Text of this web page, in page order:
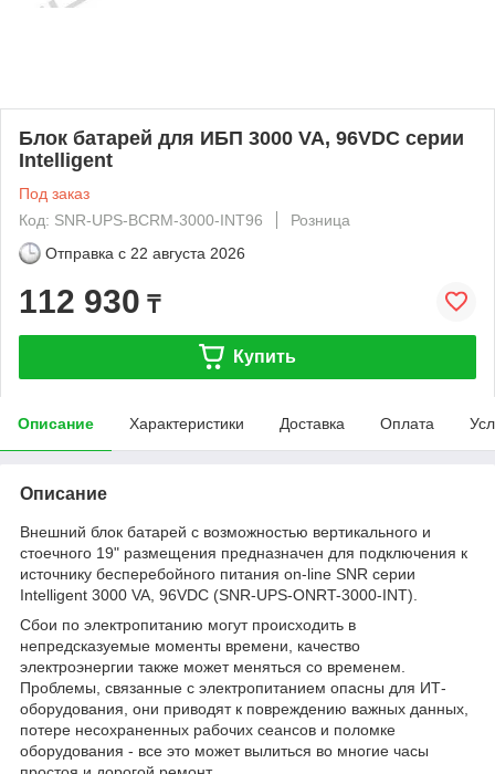
Блок батарей для ИБП 3000 VA, 96VDC серии
Intelligent
Под заказ
Код: SNR-UPS-BCRM-3000-INT96
Розница
Отправка с 22 августа 2026
112 930 ₸
Купить
Описание Характеристики Доставка Оплата
Описание
Внешний блок батарей с возможностью вертикального и
стоечного 19" размещения предназначен для подключения к
источнику бесперебойного питания on-line SNR серии
Intelligent 3000 VA, 96VDC (SNR-UPS-ONRT-3000-INT).
Сбои по электропитанию могут происходить в
непредсказуемые моменты времени, качество
электроэнергии также может меняться со временем.
Проблемы, связанные с электропитанием опасны для ИТ-
оборудования, они приводят к повреждению важных данных,
потере несохраненных рабочих сеансов и поломке
оборудования - все это может вылиться во многие часы